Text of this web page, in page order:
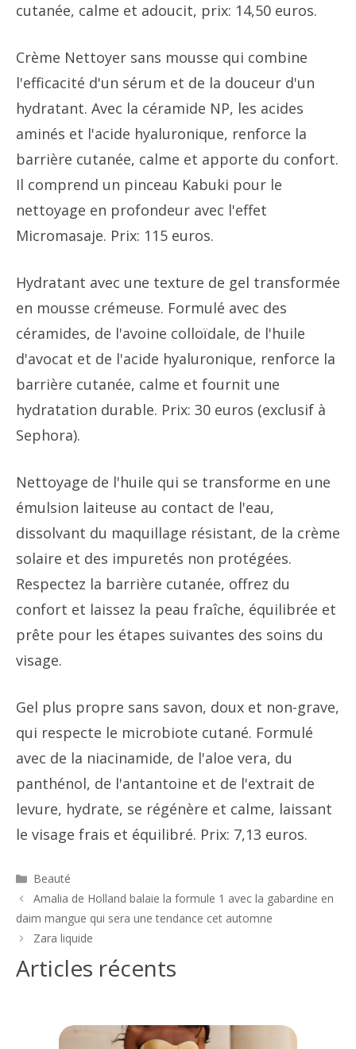
cutanée, calme et adoucit, prix: 14,50 euros.
Crème Nettoyer sans mousse qui combine
l'efficacité d'un sérum et de la douceur d'un
hydratant. Avec la céramide NP, les acides
aminés et l'acide hyaluronique, renforce la
barrière cutanée, calme et apporte du confort.
Il comprend un pinceau Kabuki pour le
nettoyage en profondeur avec l'effet
Micromasaje. Prix: 115 euros.
Hydratant avec une texture de gel transformée
en mousse crémeuse. Formulé avec des
céramides, de l'avoine colloïdale, de l'huile
d'avocat et de l'acide hyaluronique, renforce la
barrière cutanée, calme et fournit une
hydratation durable. Prix: 30 euros (exclusif à
Sephora).
Nettoyage de l'huile qui se transforme en une
émulsion laiteuse au contact de l'eau,
dissolvant du maquillage résistant, de la crème
solaire et des impuretés non protégées.
Respectez la barrière cutanée, offrez du
confort et laissez la peau fraîche, équilibrée et
prête pour les étapes suivantes des soins du
visage.
Gel plus propre sans savon, doux et non-grave,
qui respecte le microbiote cutané. Formulé
avec de la niacinamide, de l'aloe vera, du
panthénol, de l'antantoine et de l'extrait de
levure, hydrate, se régénère et calme, laissant
le visage frais et équilibré. Prix: 7,13 euros.
Catégories
Beauté
Navigation
des
Amalia de Holland balaie la formule 1 avec la gabardine en
daim mangue qui sera une tendance cet automne
Zara liquide
Articles récents